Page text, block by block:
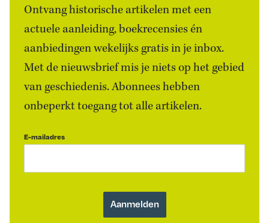
Ontvang historische artikelen met een
actuele aanleiding, boekrecensies én
aanbiedingen wekelijks gratis in je inbox.
Met de nieuwsbrief mis je niets op het gebied
van geschiedenis. Abonnees hebben
onbeperkt toegang tot alle artikelen.
E-mailadres